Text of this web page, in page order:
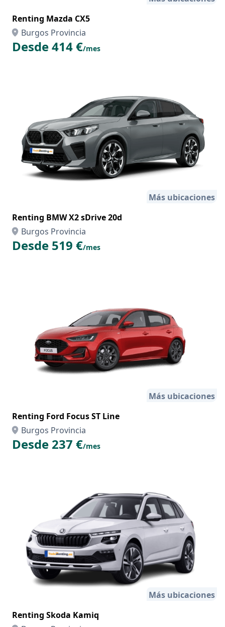
Renting Mazda CX5
Burgos Provincia
Desde 414 €/mes
Más ubicaciones
Renting BMW X2 sDrive 20d
Burgos Provincia
Desde 519 €/mes
Más ubicaciones
Renting Ford Focus ST Line
Burgos Provincia
Desde 237 €/mes
Más ubicaciones
Renting Skoda Kamiq